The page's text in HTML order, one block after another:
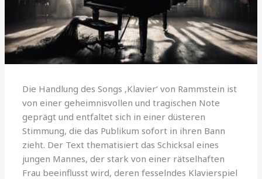
Die Handlung des Songs ‚Klavier‘ von Rammstein ist
von einer geheimnisvollen und tragischen Note
geprägt und entfaltet sich in einer düsteren
Stimmung, die das Publikum sofort in ihren Bann
zieht. Der Text thematisiert das Schicksal eines
jungen Mannes, der stark von einer rätselhaften
Frau beeinflusst wird, deren fesselndes Klavierspiel